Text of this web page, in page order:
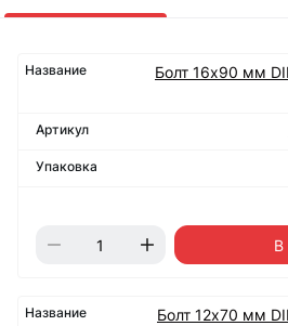
Болт 16х90 мм
В
Болт 12х70 мм